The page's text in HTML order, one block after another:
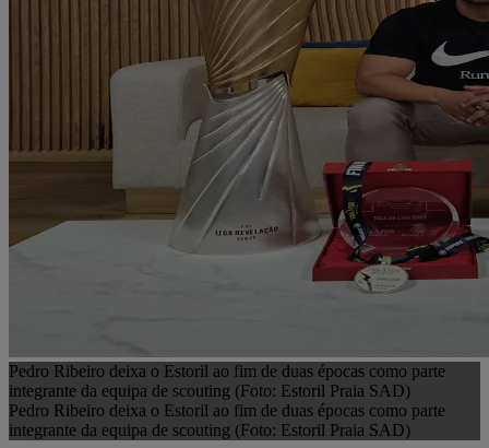
Pedro Ribeiro deixa o Estoril ao fim de duas épocas como parte
integrante da equipa de scouting (Foto: Estoril Praia SAD)
Pedro Ribeiro deixa o Estoril ao fim de duas épocas como parte
integrante da equipa de scouting (Foto: Estoril Praia SAD)